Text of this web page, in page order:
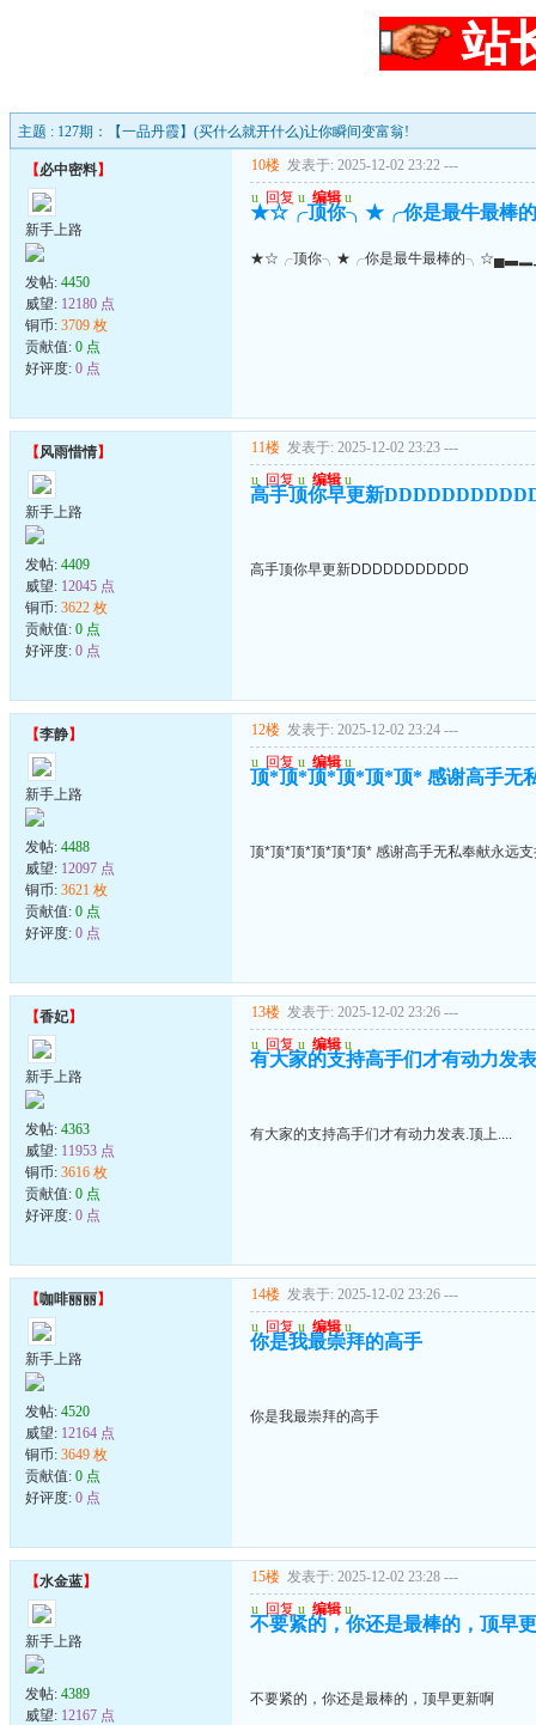
站
主题 : 127期：【一品丹霞】(买什么就开什么)让你瞬间变富翁!
【必中密料】
新手上路
发帖: 4450
威望: 12180 点
铜币: 3709 枚
贡献值: 0 点
好评度: 0 点
10楼 发表于: 2025-12-02 23:22 ---
u 回复 u 编辑 u
★☆╭顶你╮★╭你是最牛最
★☆╭顶你╮★╭你是最牛最棒的
【风雨惜情】
新手上路
发帖: 4409
威望: 12045 点
铜币: 3622 枚
贡献值: 0 点
好评度: 0 点
11楼 发表于: 2025-12-02 23:23 ---
u 回复 u 编辑 u
高手顶你早更新
高手顶你早更新DDDDDDDDDDD
【李静】
新手上路
发帖: 4488
威望: 12097 点
铜币: 3621 枚
贡献值: 0 点
好评度: 0 点
12楼 发表于: 2025-12-02 23:24 ---
u 回复 u 编辑 u
顶*顶*顶*顶*顶*顶* 感谢高手无
顶*顶*顶*顶*顶*顶* 感谢高手无私奉献永远
【香妃】
新手上路
发帖: 4363
威望: 11953 点
铜币: 3616 枚
贡献值: 0 点
好评度: 0 点
13楼 发表于: 2025-12-02 23:26 ---
u 回复 u 编辑 u
有大家的支持高手们才有动力发
有大家的支持高手们才有动力发表.顶上....
【咖啡丽丽】
新手上路
发帖: 4520
威望: 12164 点
铜币: 3649 枚
贡献值: 0 点
好评度: 0 点
14楼 发表于: 2025-12-02 23:26 ---
u 回复 u 编辑 u
你是我最崇拜的高手
你是我最崇拜的高手
【水金蓝】
新手上路
发帖: 4389
威望: 12167 点
15楼 发表于: 2025-12-02 23:28 ---
u 回复 u 编辑 u
不要紧的，你还是最棒的，顶早
不要紧的，你还是最棒的，顶早更新啊